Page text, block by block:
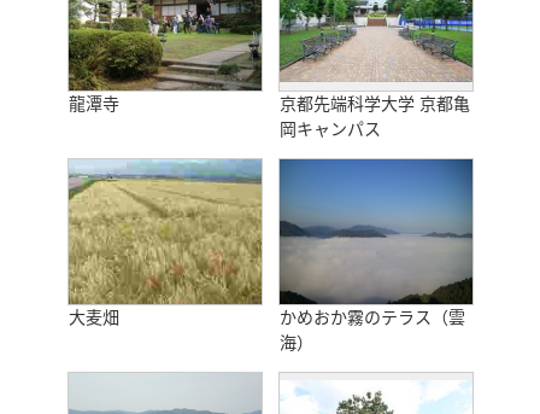
龍潭寺
京都先端科学大学 京都亀
岡キャンパス
大麦畑
かめおか霧のテラス（雲
海）